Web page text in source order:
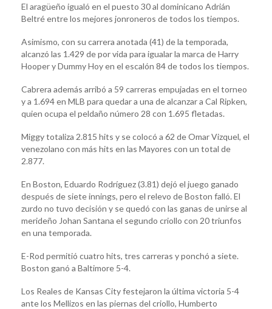
El aragüeño igualó en el puesto 30 al dominicano Adrián
Beltré entre los mejores jonroneros de todos los tiempos.
Asimismo, con su carrera anotada (41) de la temporada,
alcanzó las 1.429 de por vida para igualar la marca de Harry
Hooper y Dummy Hoy en el escalón 84 de todos los tiempos.
Cabrera además arribó a 59 carreras empujadas en el torneo
y a 1.694 en MLB para quedar a una de alcanzar a Cal Ripken,
quien ocupa el peldaño número 28 con 1.695 fletadas.
Miggy totaliza 2.815 hits y se colocó a 62 de Omar Vizquel, el
venezolano con más hits en las Mayores con un total de
2.877.
En Boston, Eduardo Rodríguez (3.81) dejó el juego ganado
después de siete innings, pero el relevo de Boston falló. El
zurdo no tuvo decisión y se quedó con las ganas de unirse al
merideño Johan Santana el segundo criollo con 20 triunfos
en una temporada.
E-Rod permitió cuatro hits, tres carreras y ponchó a siete.
Boston ganó a Baltimore 5-4.
Los Reales de Kansas City festejaron la última victoria 5-4
ante los Mellizos en las piernas del criollo, Humberto